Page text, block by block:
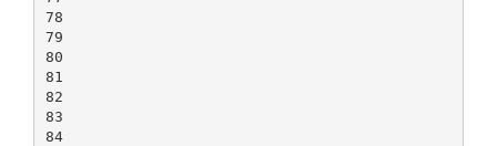
78
79
80
81
82
83
84